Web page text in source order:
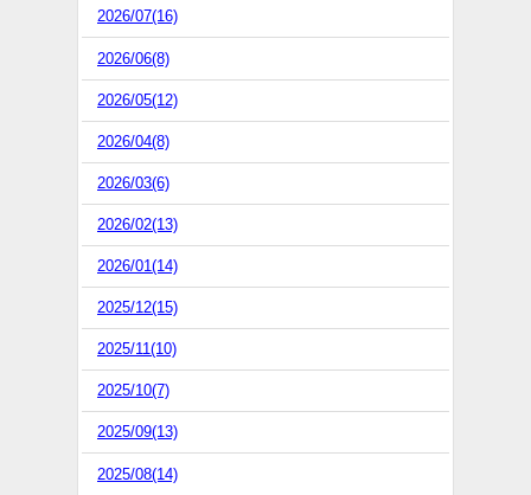
2026/07(16)
2026/06(8)
2026/05(12)
2026/04(8)
2026/03(6)
2026/02(13)
2026/01(14)
2025/12(15)
2025/11(10)
2025/10(7)
2025/09(13)
2025/08(14)